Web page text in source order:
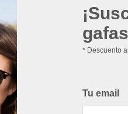
* Descuento
Tu email